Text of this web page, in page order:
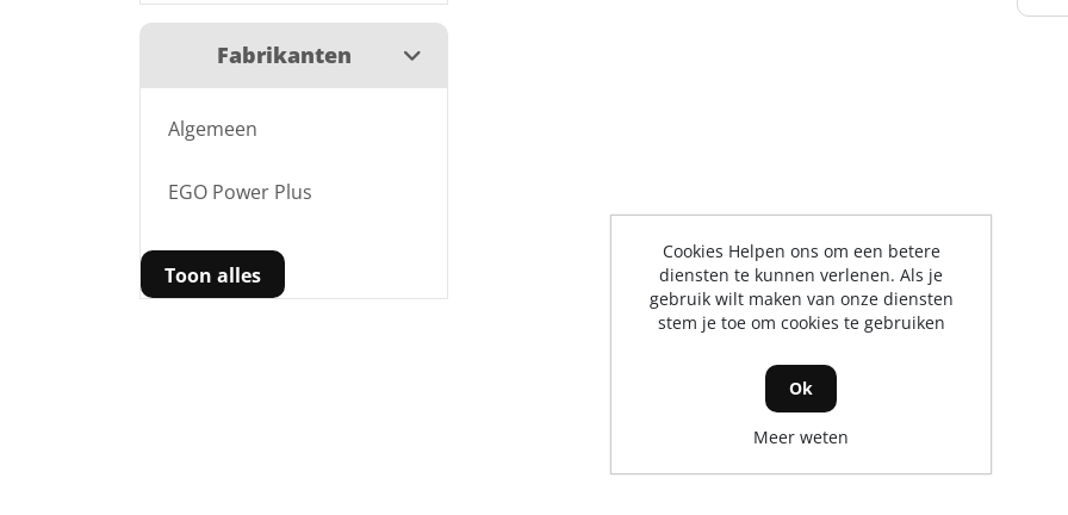
Fabrikanten
Algemeen
EGO Power Plus
Toon alles
Cookies Helpen ons om een betere
diensten te kunnen verlenen. Als je
gebruik wilt maken van onze diensten
stem je toe om cookies te gebruiken
Ok
Meer weten